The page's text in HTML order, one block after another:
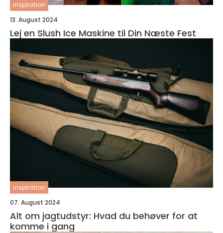
inspiration
13. August 2024
Lej en Slush Ice Maskine til Din Næste Fest
inspiration
07. August 2024
Alt om jagtudstyr: Hvad du behøver for at
komme i gang